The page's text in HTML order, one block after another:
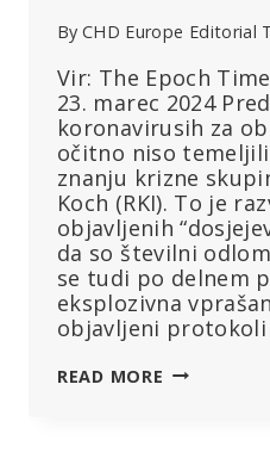
By CHD Europe Editorial
Vir: The Epoch
23. marec 2024
koronavirusih za
očitno niso
znanju krizne
Koch (RKI). To je
objavljenih
da so številni
se tudi po delnem
eksplozivna
objavljeni
READ MORE ALI